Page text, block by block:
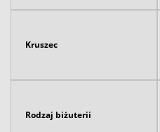
Kruszec
Rodzaj biżuterii